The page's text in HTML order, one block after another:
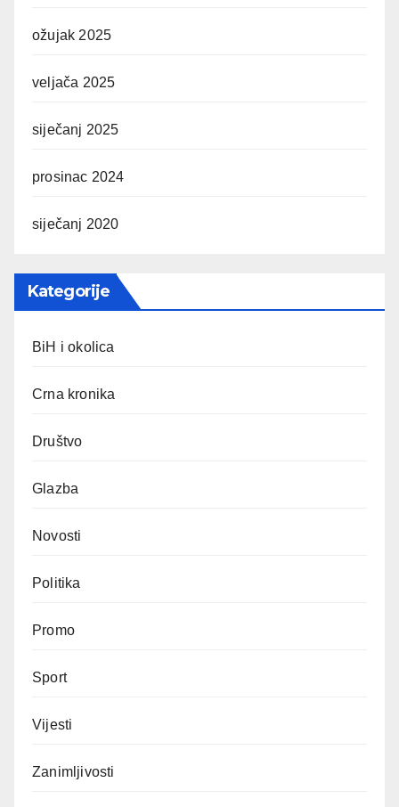
ožujak 2025
veljača 2025
siječanj 2025
prosinac 2024
siječanj 2020
Kategorije
BiH i okolica
Crna kronika
Društvo
Glazba
Novosti
Politika
Promo
Sport
Vijesti
Zanimljivosti